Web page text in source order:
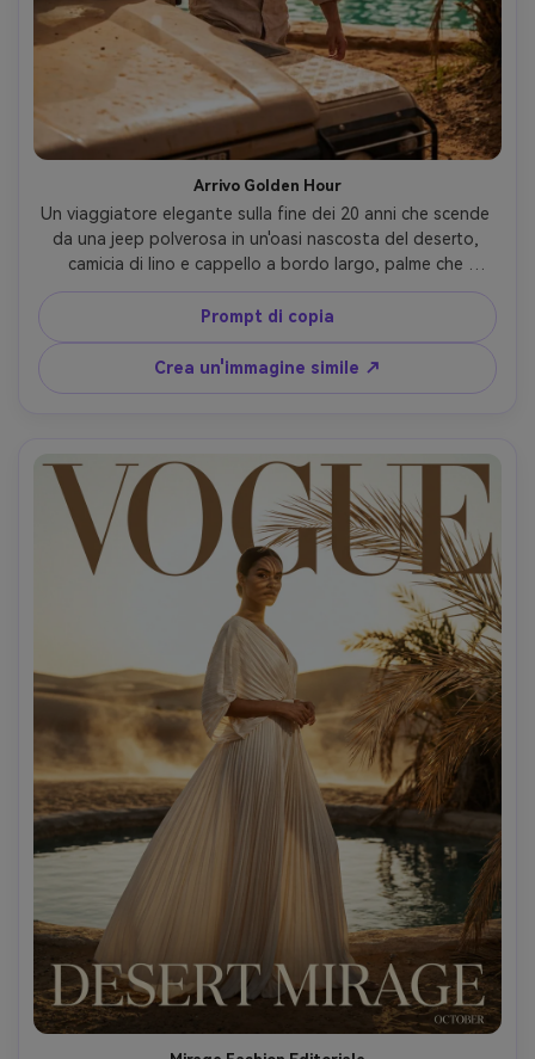
Arrivo Golden Hour
Un viaggiatore elegante sulla fine dei 20 anni che scende
da una jeep polverosa in un'oasi nascosta del deserto,
camicia di lino e cappello a bordo largo, palme che
incorniciano una piscina turchese, calda luce del sole
dell'ora dorata con lunghe ombre, particelle di sabbia
nell'aria, scattato su Sony A7IV, obiettivo da 50 mm,
profondità di campo bassa, fotografia cinematografica di
viaggio, trama della pelle ultra-realistica, ricca
Prompt di copia
Crea un'immagine simile ↗